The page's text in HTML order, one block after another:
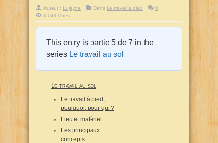
Auteur : Lujayne Dans Le travail à pied
0
3,043 Vues
This entry is partie 5 de 7 in the
series Le travail au sol
Le travail au sol
Le travail à pied,
pourquoi, pour qui ?
Lieu et matériel
Les principaux
concepts